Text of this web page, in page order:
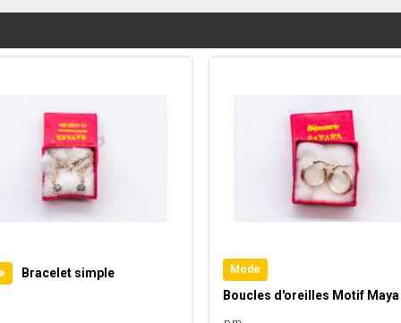
Bracelet simple Mode
Boucles d'oreilles Motif Maya